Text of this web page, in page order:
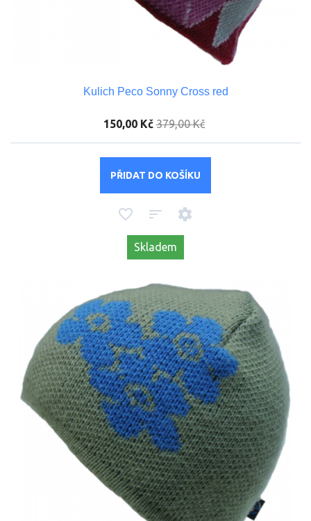
Kulich Peco Sonny Cross red
150,00 Kč 379,00 Kč
PŘIDAT DO KOŠÍKU
Skladem